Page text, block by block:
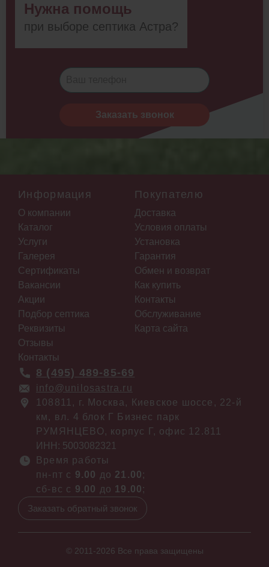
Нужна помощь
при выборе септика Астра?
Заказать звонок
Информация
О компании
Каталог
Услуги
Галерея
Сертификаты
Вакансии
Акции
Подбор септика
Реквизиты
Отзывы
Контакты
Покупателю
Доставка
Условия оплаты
Установка
Гарантия
Обмен и возврат
Как купить
Контакты
Обслуживание
Карта сайта
8 (495) 489-85-69
info@unilosastra.ru
108811, г. Москва, Киевское шоссе, 22-й
км, вл. 4 блок Г Бизнес парк
РУМЯНЦЕВО, корпус Г, офис 12.811
ИНН: 5003082321
Время работы
пн-пт с 9.00 до 21.00 ;
сб-вс с 9.00 до 19.00 ;
Заказать обратный звонок
© 2011-2026 Все права защищены